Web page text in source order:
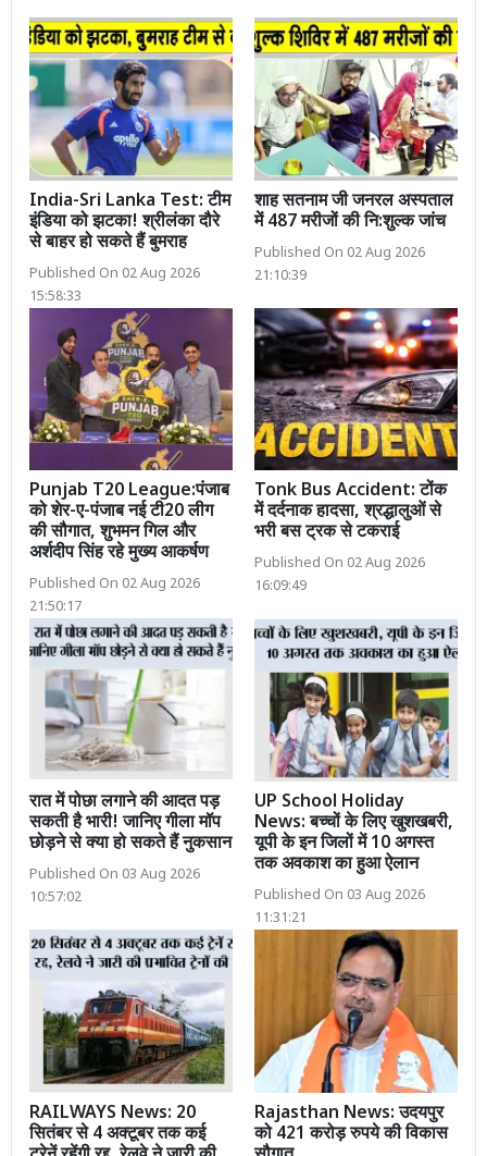
India-Sri Lanka Test: टीम
इंडिया को झटका! श्रीलंका दौरे
से बाहर हो सकते हैं बुमराह
Published On 02 Aug 2026
15:58:33
शाह सतनाम जी जनरल अस्पताल
में 487 मरीजों की नि:शुल्क जांच
Published On 02 Aug 2026
21:10:39
Punjab T20 League:पंजाब
को शेर-ए-पंजाब नई टी20 लीग
की सौगात, शुभमन गिल और
अर्शदीप सिंह रहे मुख्य आकर्षण
Published On 02 Aug 2026
21:50:17
Tonk Bus Accident: टोंक
में दर्दनाक हादसा, श्रद्धालुओं से
भरी बस ट्रक से टकराई
Published On 02 Aug 2026
16:09:49
रात में पोछा लगाने की आदत पड़
सकती है भारी! जानिए गीला मॉप
छोड़ने से क्या हो सकते हैं नुकसान
Published On 03 Aug 2026
10:57:02
UP School Holiday
News: बच्चों के लिए खुशखबरी,
यूपी के इन जिलों में 10 अगस्त
तक अवकाश का हुआ ऐलान
Published On 03 Aug 2026
11:31:21
RAILWAYS News: 20
सितंबर से 4 अक्टूबर तक कई
Rajasthan News: उदयपुर
को 421 करोड़ रुपये की विकास